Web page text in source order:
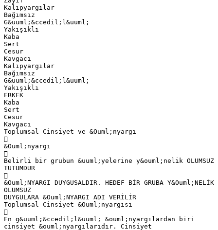
Kalıpyargılar
Bağımsız
G&uuml;&ccedil;l&uuml;
Yakışıklı
Kaba
Sert
Cesur
Kavgacı
Kalıpyargılar
Bağımsız
G&uuml;&ccedil;l&uuml;
Yakışıklı
ERKEK
Kaba
Sert
Cesur
Kavgacı
Toplumsal Cinsiyet ve &Ouml;nyargı

&Ouml;nyargı

Belirli bir grubun &uuml;yelerine y&ouml;nelik OLUMSUZ
TUTUMDUR

&Ouml;NYARGI DUYGUSALDIR. HEDEF BİR GRUBA Y&Ouml;NELİK
OLUMSUZ
DUYGULARA &Ouml;NYARGI ADI VERİLİR
Toplumsal Cinsiyet &Ouml;nyargısı

En g&uuml;&ccedil;l&uuml; &ouml;nyargılardan biri
cinsiyet &ouml;nyargılarıdır. Cinsiyet